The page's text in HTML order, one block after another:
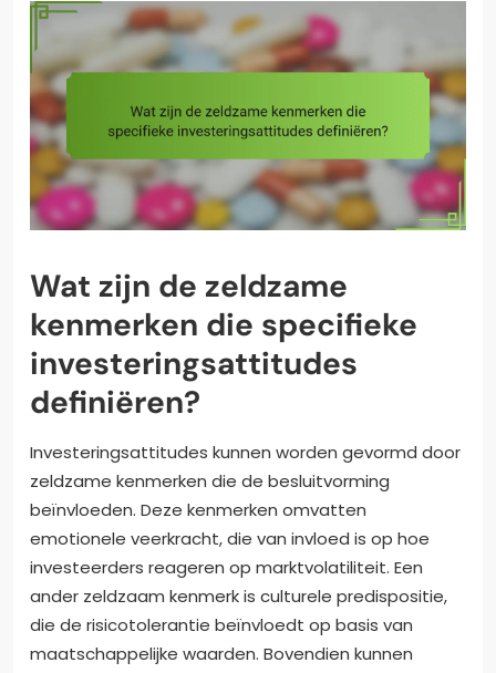
Wat zijn de zeldzame
kenmerken die specifieke
investeringsattitudes
definiëren?
Investeringsattitudes kunnen worden gevormd door
zeldzame kenmerken die de besluitvorming
beïnvloeden. Deze kenmerken omvatten
emotionele veerkracht, die van invloed is op hoe
investeerders reageren op marktvolatiliteit. Een
ander zeldzaam kenmerk is culturele predispositie,
die de risicotolerantie beïnvloedt op basis van
maatschappelijke waarden. Bovendien kunnen